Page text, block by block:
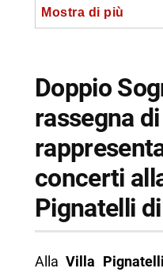
-- Musica
-- Informazioni sulla
-- Scopri di più da
Mostra di più
Doppio
rassegna
concerti
Pignatelli
AllaVilla